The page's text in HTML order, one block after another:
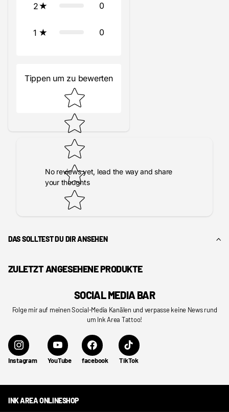
2 0
1 0
Tippen um zu bewerten
No reviews yet, lead the way and share
your thoughts
DAS SOLLTEST DU DIR ANSEHEN
ZULETZT ANGESEHENE PRODUKTE
SOCIAL MEDIA BAR
Folge mir auf meinen Social-Media Kanälen und verpasse keine News rund
um Ink Area Tattoo!
Instagram YouTube facebook TikTok
INK AREA ONLINESHOP